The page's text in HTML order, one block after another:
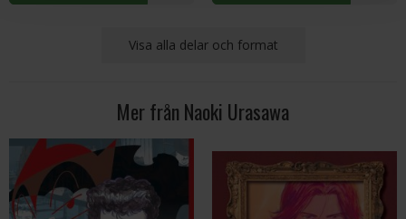
Visa alla delar och format
Mer från Naoki Urasawa